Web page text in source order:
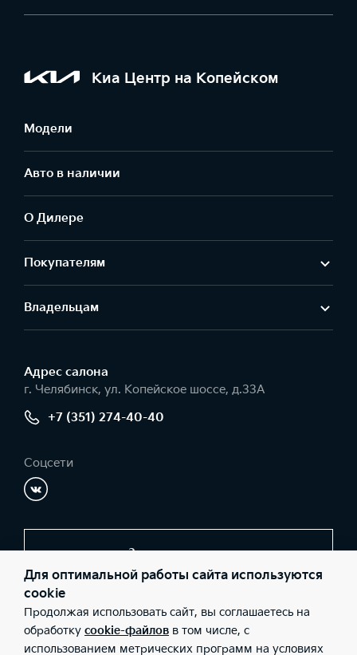
Киа Центр на Копейском
Модели
Авто в наличии
О Дилере
Покупателям
Владельцам
Адрес салонa
г. Челябинск, ул. Копейское шоссе, д.33А
+7 (351) 274-40-40
Соцсети
Заказать звонок
© 2026 Юридические лица ООО «Фрагмент» (Фактический
адрес: г. Челябинск, ул. Копейское шоссе, д.33А; Телефон: +7
(351) 274-40-40; ИНН: 7449058471; ОГРН: 1067449043320),
ООО «Киа Россия и СНГ» (Фактический адрес: г.Москва, Валовая
Для оптимальной работы сайта используются
cookie
Продолжая использовать сайт, вы соглашаетесь на
обработку cookie-файлов в том числе, с
использованием метрических программ на условиях